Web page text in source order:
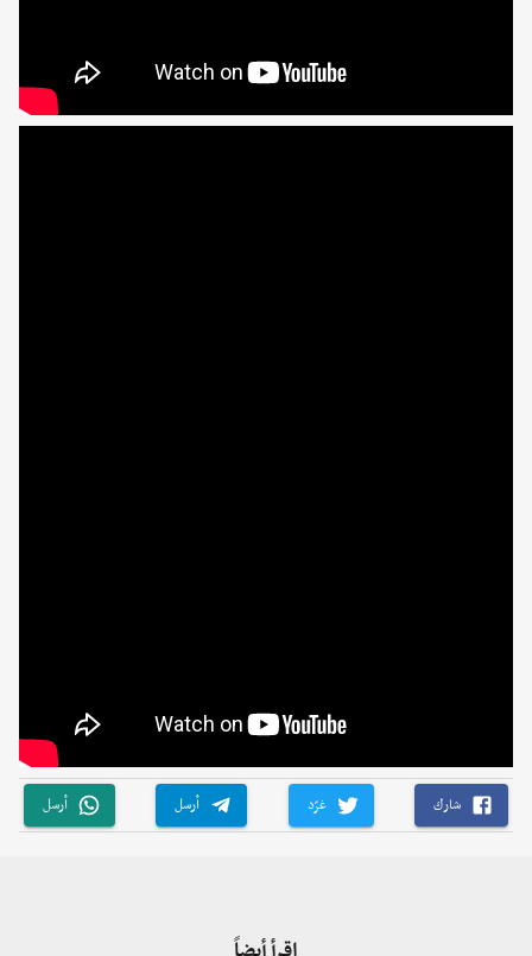
شارك غرّد أرسل أرسل